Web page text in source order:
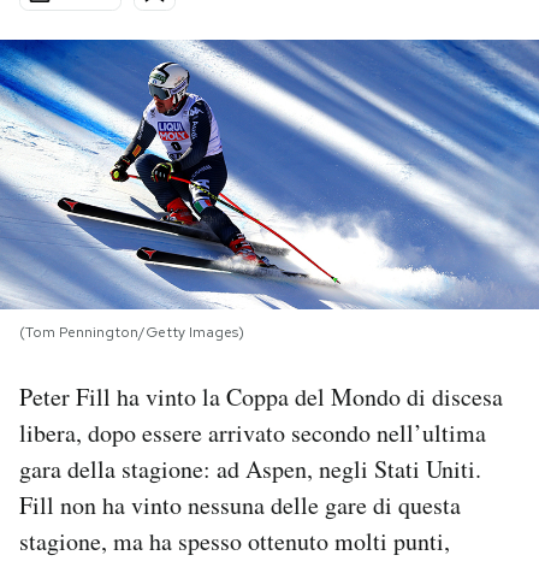
Economia
Sport
Mondiali calcio 2026
PODCAST
NEWSLETTER
I MIEI PREFERITI
SHOP
CALENDARIO
AREA PERSONALE
(Tom Pennington/Getty Images)
Peter Fill ha vinto la Coppa del Mondo di discesa
libera, dopo essere arrivato secondo nell’ultima
gara della stagione: ad Aspen, negli Stati Uniti.
Fill non ha vinto nessuna delle gare di questa
stagione, ma ha spesso ottenuto molti punti,